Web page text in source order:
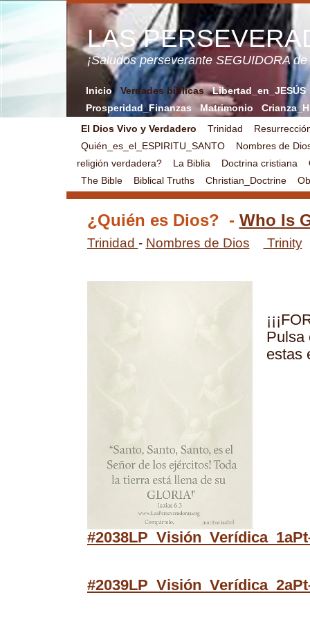
LAS
¡Saludos perseverante SEGUIDORA
Inicio Verdades bíblicas
Libertad_en_JESÚS
Prosperidad_Finanzas
Matrimonio
El Dios Vivo y Verdadero
Trinidad
Quién_es_el_ESPIRITU_SANTO
Nombres de
religión verdadera?
La Biblia Doctrina cristiana
The Bible
Biblical Truths Christian_Doctrine
¿Quién es Dios? - Who Is
Trinidad - Nombres de Dios Trinity
Pulsa
estas